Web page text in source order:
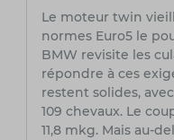
Le moteur twin
normes Euro5 le
BMW revisite les
répondre à ces
restent solides,
109 chevaux. Le
11,8 mkg. Mais au-